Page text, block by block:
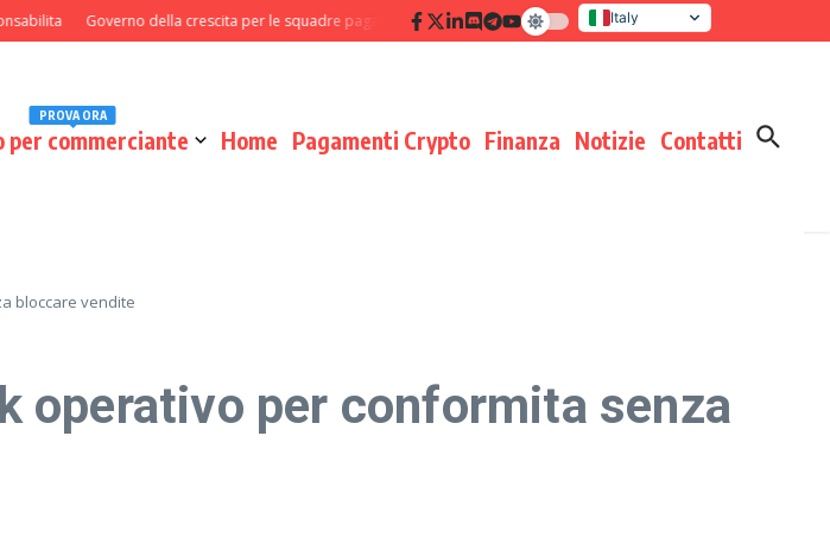
Governo della crescita per le squadre pagamenti: disciplina di processo che moltiplica i risultati
Italy
United States
per commerciante
PROVA ORA
Home Pagamenti Crypto Finanza Notizie Contatti
bloccare vendite
operativo per conformita senza